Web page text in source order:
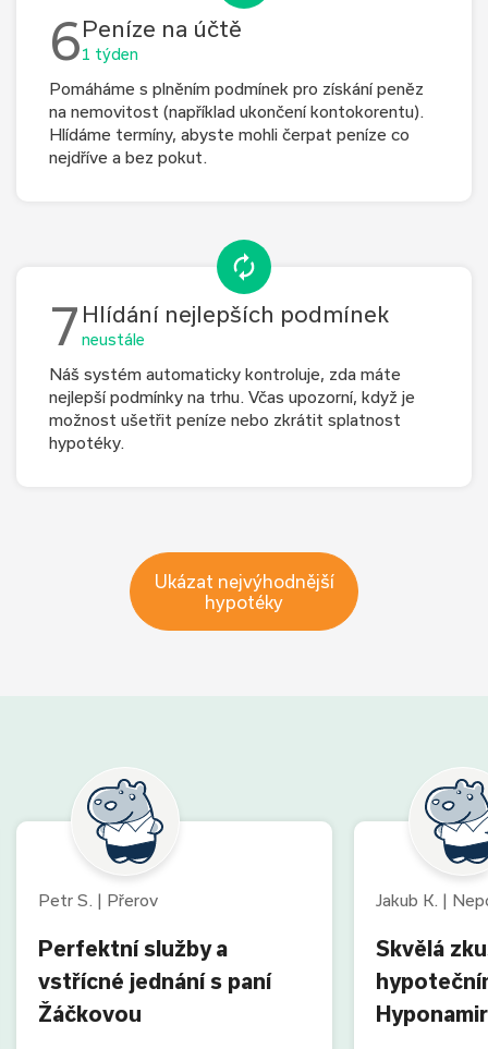
6Peníze na účtě
1 týden
Pomáháme s plněním podmínek pro získání peněz
na nemovitost (například ukončení kontokorentu).
Hlídáme termíny, abyste mohli čerpat peníze co
nejdříve a bez pokut.
7 Hlídání nejlepších podmínek
neustále
Náš systém automaticky kontroluje, zda máte
nejlepší podmínky na trhu. Včas upozorní, když je
možnost ušetřit peníze nebo zkrátit splatnost
hypotéky.
Ukázat nejvýhodnější
hypotéky
Petr S. | Přerov
Perfektní služby a
vstřícné jednání s paní
Žáčkovou
Jakub K. |
Skvělá